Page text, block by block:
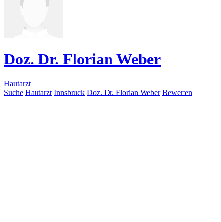
Doz. Dr. Florian Weber
Hautarzt
Suche Hautarzt Innsbruck Doz. Dr. Florian Weber Bewerten